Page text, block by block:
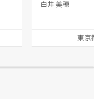
白井 美穂
東京